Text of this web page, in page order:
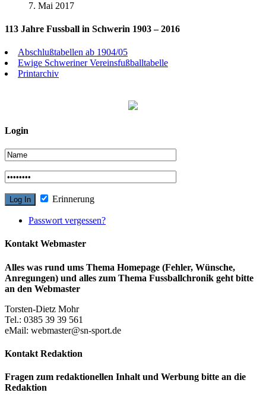
7. Mai 2017
113 Jahre Fussball in Schwerin 1903 – 2016
Abschlußtabellen ab 1904/05
Ewige Schweriner Vereinsfußballtabelle
Printarchiv
Login
Erinnerung
Passwort vergessen?
Kontakt Webmaster
Alles was rund ums Thema Homepage (Fehler, Wünsche,
Anregungen) und alles zum Thema Fussballchronik geht bitte
an den Webmaster
Torsten-Dietz Mohr
Tel.: 0385 39 39 561
eMail: webmaster@sn-sport.de
Kontakt Redaktion
Fragen zum redaktionellen Inhalt und Werbung bitte an die
Redaktion